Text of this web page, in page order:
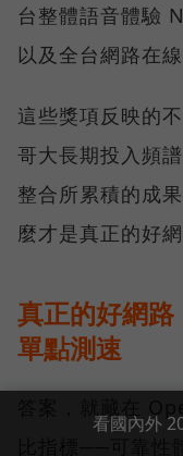
台整體語音體驗
以及全台網路在
這些獎項反映的
哥大長期投入頻
整合所累積的成
麼才是真正的好
真正的好網
單點測速
答案，就藏在
看國內外